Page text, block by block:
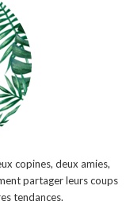
copines, deux amies,
partager leurs coups
tendances.